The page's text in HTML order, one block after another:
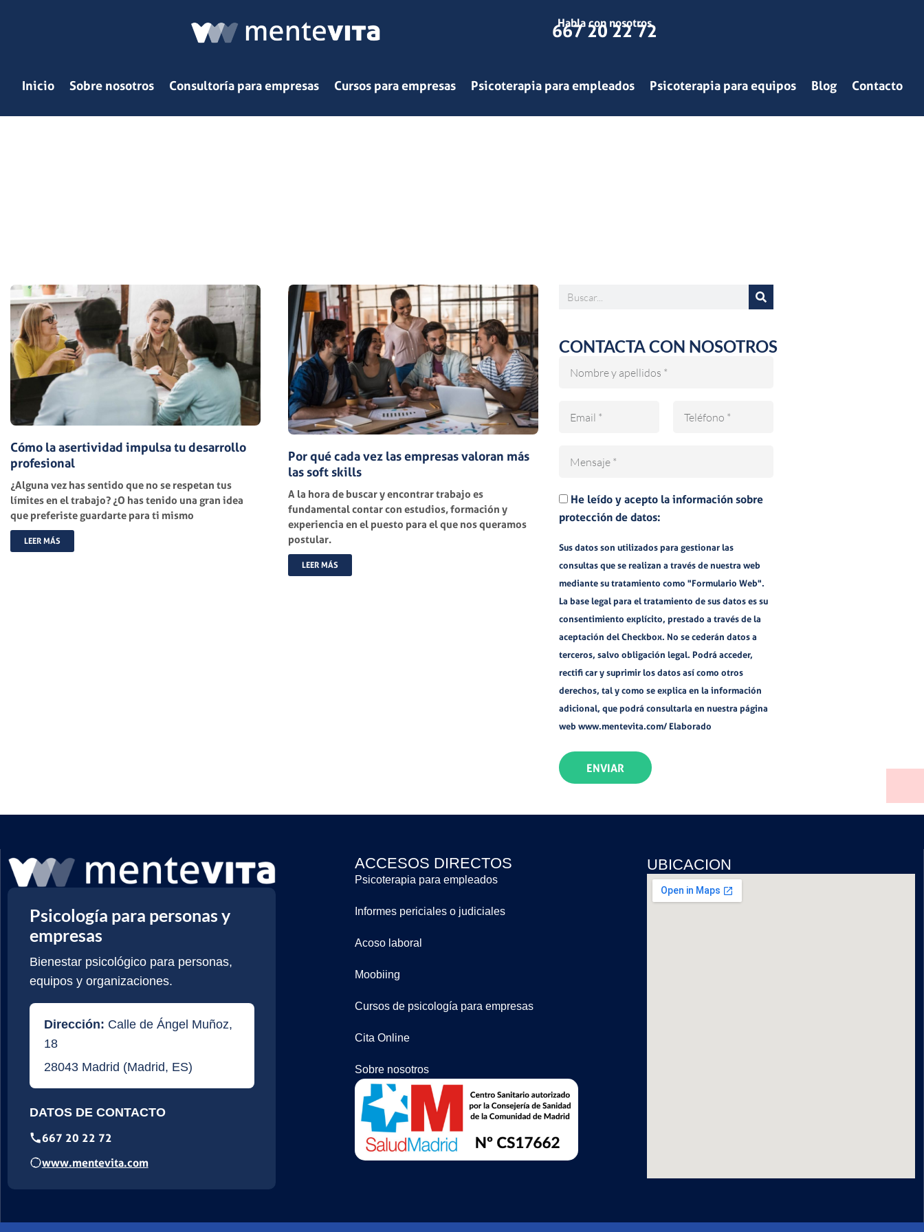
Habla con nosotros
667 20 22 72
Inicio Sobre nosotros Consultoría para empresas Cursos para empresas Psicoterapia para empleados Psicoterapia para equipos Blog Contacto
Cómo la asertividad impulsa tu desarrollo
profesional
¿Alguna vez has sentido que no se respetan tus
límites en el trabajo? ¿O has tenido una gran idea
que preferiste guardarte para ti mismo
LEER MÁS
Por qué cada vez las empresas valoran más
las soft skills
A la hora de buscar y encontrar trabajo es
fundamental contar con estudios, formación y
experiencia en el puesto para el que nos queramos
postular.
LEER MÁS
Buscar
CONTACTA CON NOSOTROS
He leído y acepto la información sobre
protección de datos:
Sus datos son utilizados para gestionar las
consultas que se realizan a través de nuestra web
mediante su tratamiento como "Formulario Web".
La base legal para el tratamiento de sus datos es su
consentimiento explícito, prestado a través de la
aceptación del Checkbox. No se cederán datos a
terceros, salvo obligación legal. Podrá acceder,
rectifi car y suprimir los datos así como otros
derechos, tal y como se explica en la información
adicional, que podrá consultarla en nuestra página
web www.mentevita.com/ Elaborado
ENVIAR
Psicología para personas y
empresas
Bienestar psicológico para personas,
equipos y organizaciones.
Dirección: Calle de Ángel Muñoz,
18
28043 Madrid (Madrid, ES)
DATOS DE CONTACTO
667 20 22 72
www.mentevita.com
ACCESOS DIRECTOS
Psicoterapia para empleados
Informes periciales o judiciales
Acoso laboral
Moobiing
Cursos de psicología para empresas
Cita Online
Sobre nosotros
UBICACION